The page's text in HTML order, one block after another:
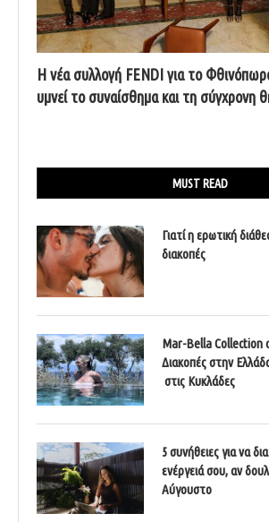
Η νέα συλλογή FENDI για το
υμνεί το συναίσθημα και τη σύγχρονη
MUST READ
Γιατί η ερωτική
διακοπές
Mar-Bella Collection
Διακοπές στην
στις Κυκλάδες
5 συνήθειες για να
ενέργειά σου, αν
Αύγουστο